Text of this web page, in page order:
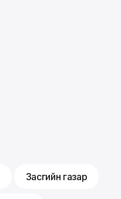
Засгийн газар